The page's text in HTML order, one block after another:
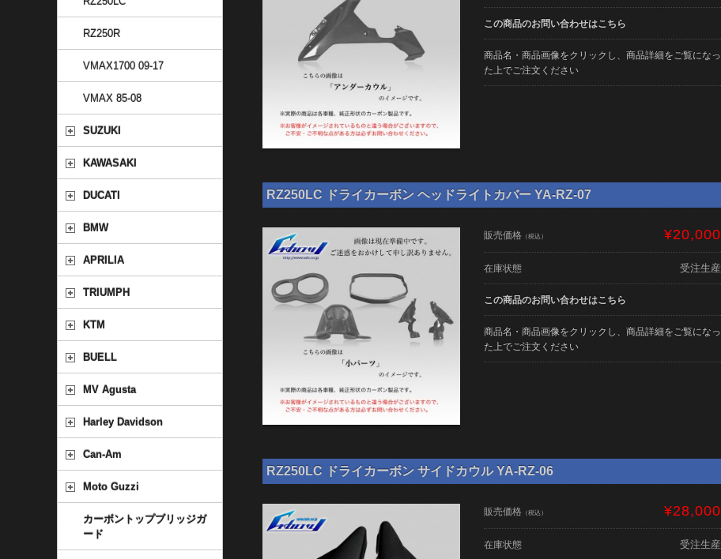
この商品のお問い合わせはこちら
商品名・商品画像をクリックし、商品詳細をご覧になっ
た上でご注文ください
RZ250LC ドライカーボン ヘッドライトカバー YA-RZ-07
販売価格 （税込） ¥20,000
在庫状態 受注生産
この商品のお問い合わせはこちら
商品名・商品画像をクリックし、商品詳細をご覧になっ
た上でご注文ください
RZ250LC ドライカーボン サイドカウル YA-RZ-06
販売価格 （税込） ¥28,000
在庫状態 受注生産
RZ250R
VMAX1700 09-17
VMAX 85-08
SUZUKI
KAWASAKI
DUCATI
BMW
APRILIA
TRIUMPH
KTM
BUELL
MV Agusta
Harley Davidson
Can-Am
Moto Guzzi
カーボントップブリッジガ
ード